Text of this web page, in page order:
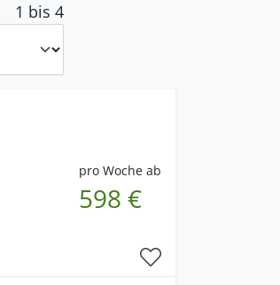
1 bis 4
pro Woche ab
598 €